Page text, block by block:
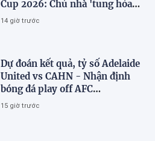
Cup 2026: Chủ nhà 'tung hỏa
mù'
14 giờ trước
Dự đoán kết quả, tỷ số Adelaide
United vs CAHN - Nhận định
bóng đá play off AFC
Champions League
15 giờ trước